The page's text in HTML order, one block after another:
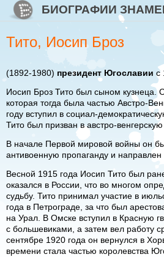
Перейти к основному содержанию
Skip to searchБИОГРАФИИ
Тито, Иосип Броз
(1892-1980) президент Югославии с
Иосип Броз Тито был сыном кузнеца.
которая тогда была частью Австро-
году вступил в социал-
Тито был призван в австро-
В начале Первой мировой войны он
антивоенную пропаганду и направлен
Весной 1915 года Иосип Тито был
оказался в России, что во многом
судьбу. Тито принимал участие в
года в Петрограде, за что был
на Урал. В Омске вступил в Красную
с большевиками, а затем вел работу
сентябре 1920 года он вернулся в
времени стала частью королевства